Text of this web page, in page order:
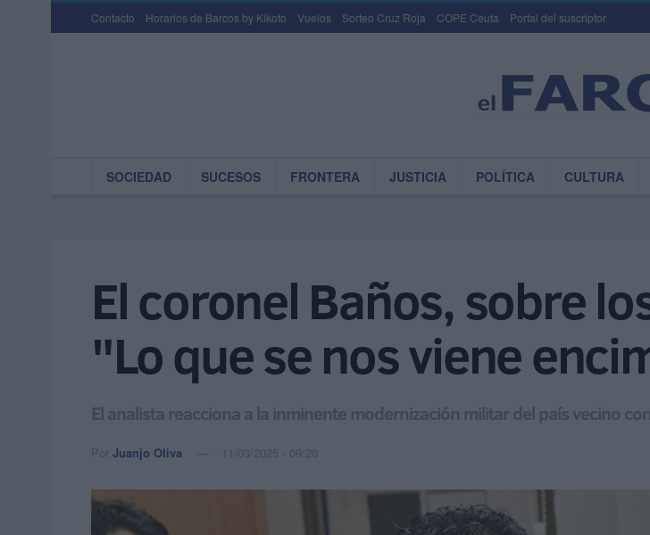
Contacto Horarios de Barcos by Kikoto Vuelos Sorteo Cruz Roja COPE Ceuta Portal del suscriptor
SOCIEDAD SUCESOS FRONTERA JUSTICIA POLÍTICA CULTURA
El coronel Baños, sobre
"Lo que se nos viene
El analista reacciona a la inminente modernización militar del país vecino
Por Juanjo Oliva 11/03/2025 - 09:20